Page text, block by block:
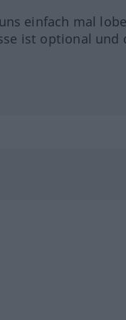
einfach mal
ist optional und